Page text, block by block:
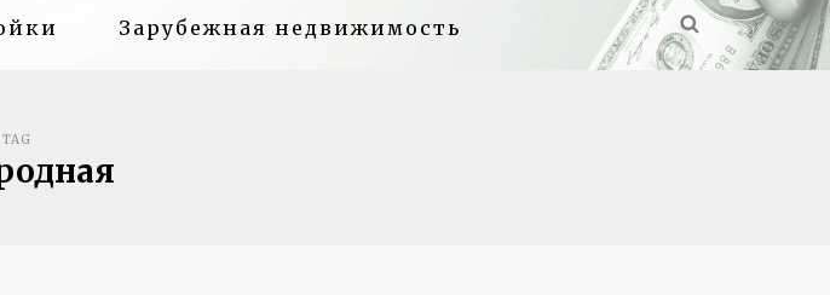
Зарубежная недвижимость
TAG